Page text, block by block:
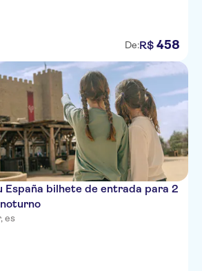
De:R$ 458
España bilhete de entrada para 2
es